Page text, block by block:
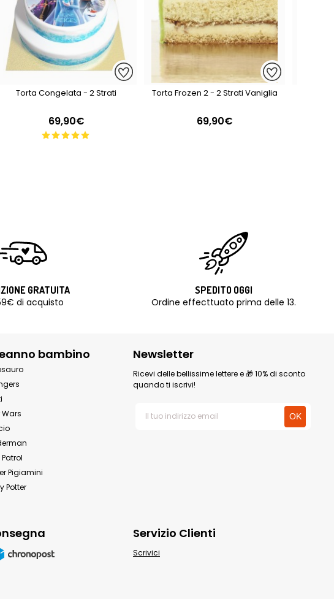
Torta Congelata - 2 Strati
69,90€
Torta Frozen 2 - 2 Strati Vaniglia
69,90€
GRATUITA
di acquisto
SPEDITO OGGI
Ordine effecttuato prima delle 13.
bambino
Pigiamini
Potter
Newsletter
Ricevi delle bellissime lettere e 🎁 10% di sconto
quando ti iscrivi!
Servizio Clienti
Scrivici